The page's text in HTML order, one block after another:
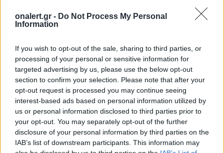
onalert.gr - Do Not Process My Personal
Information
If you wish to opt-out of the sale, sharing to third parties, or
processing of your personal or sensitive information for
targeted advertising by us, please use the below opt-out
section to confirm your selection. Please note that after your
opt-out request is processed you may continue seeing
interest-based ads based on personal information utilized by
us or personal information disclosed to third parties prior to
your opt-out. You may separately opt-out of the further
disclosure of your personal information by third parties on the
IAB’s list of downstream participants. This information may